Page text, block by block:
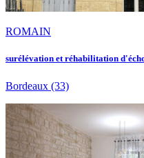
ROMAIN
surélévation et réhabilitation
Bordeaux (33)